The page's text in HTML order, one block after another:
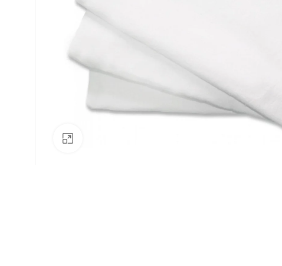
Av. Fábio Ferraz Bicudo, nº 1405